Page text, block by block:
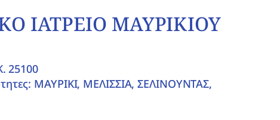
ΙΑΤΡΕΙΟ ΜΑΥΡΙΚΙΟΥ
25100
ΜΑΥΡΙKI, ΜΕΛΙΣΣΙΑ, ΣΕΛΙΝΟΥΝΤΑΣ,